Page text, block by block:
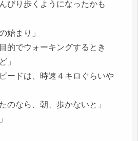
びり歩くようになったかも
始まり」
的でウォーキングするとき
」
ードは、時速４キロぐらいや
のなら、朝、歩かないと」